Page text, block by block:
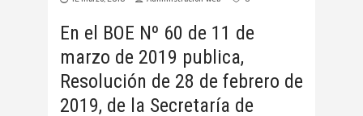
En el BOE Nº 60 de 11 de
marzo de 2019 publica,
Resolución de 28 de febrero de
2019, de la Secretaría de